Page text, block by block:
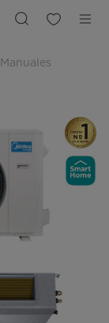
Manuales